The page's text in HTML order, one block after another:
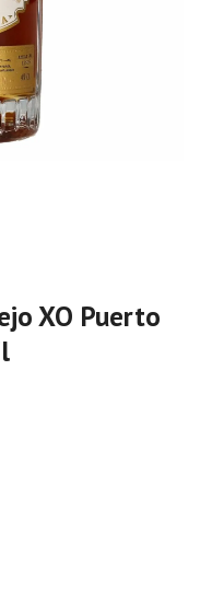
XO Puerto